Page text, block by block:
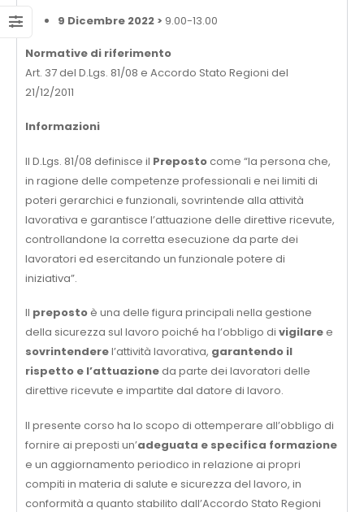
9 Dicembre 2022 > 9.00-13.00
Normative di riferimento
Art. 37 del D.Lgs. 81/08 e Accordo Stato Regioni del
21/12/2011
Informazioni
Il D.Lgs. 81/08 definisce il Prepostocome “la persona che,
in ragione delle competenze professionali e nei limiti di
poteri gerarchici e funzionali, sovrintende alla attività
lavorativa e garantisce l’attuazione delle direttive ricevute,
controllandone la corretta esecuzione da parte dei
lavoratori ed esercitando un funzionale potere di
iniziativa”.
Il preposto è una delle figura principali nella gestione
della sicurezza sul lavoro poiché ha l’obbligo di vigilare e
sovrintenderel’attività lavorativa, garantendo il
rispetto e l’attuazioneda parte dei lavoratori delle
direttive ricevute e impartite dal datore di lavoro.
Il presente corso ha lo scopo di ottemperare all’obbligo di
fornire ai preposti un’adeguata e specifica formazione
e un aggiornamento periodico in relazione ai propri
compiti in materia di salute e sicurezza del lavoro, in
conformità a quanto stabilito dall’Accordo Stato Regioni